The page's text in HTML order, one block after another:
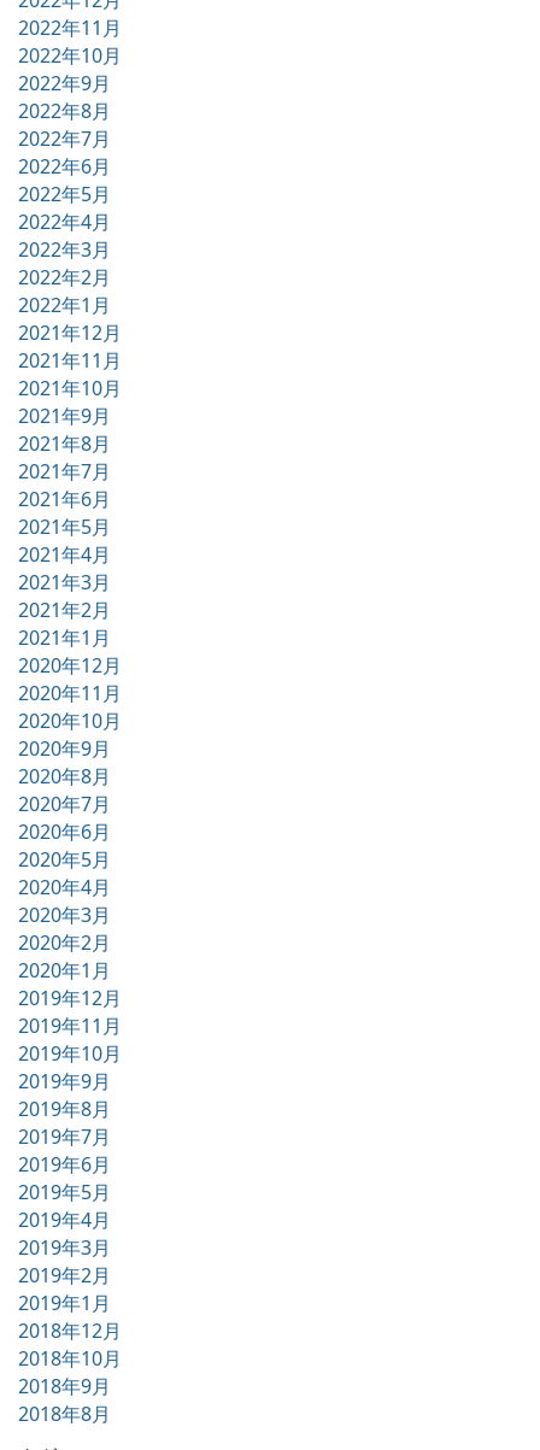
2022年11月
2022年10月
2022年9月
2022年8月
2022年7月
2022年6月
2022年5月
2022年4月
2022年3月
2022年2月
2022年1月
2021年12月
2021年11月
2021年10月
2021年9月
2021年8月
2021年7月
2021年6月
2021年5月
2021年4月
2021年3月
2021年2月
2021年1月
2020年12月
2020年11月
2020年10月
2020年9月
2020年8月
2020年7月
2020年6月
2020年5月
2020年4月
2020年3月
2020年2月
2020年1月
2019年12月
2019年11月
2019年10月
2019年9月
2019年8月
2019年7月
2019年6月
2019年5月
2019年4月
2019年3月
2019年2月
2019年1月
2018年12月
2018年10月
2018年9月
2018年8月